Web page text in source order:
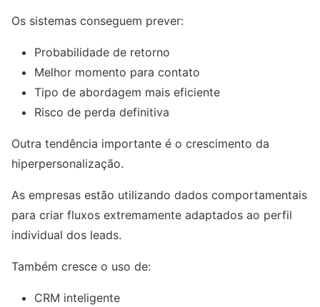
Os sistemas conseguem prever:
Probabilidade de retorno
Melhor momento para contato
Tipo de abordagem mais eficiente
Risco de perda definitiva
Outra tendência importante é o crescimento da
hiperpersonalização.
As empresas estão utilizando dados comportamentais
para criar fluxos extremamente adaptados ao perfil
individual dos leads.
Também cresce o uso de:
CRM inteligente